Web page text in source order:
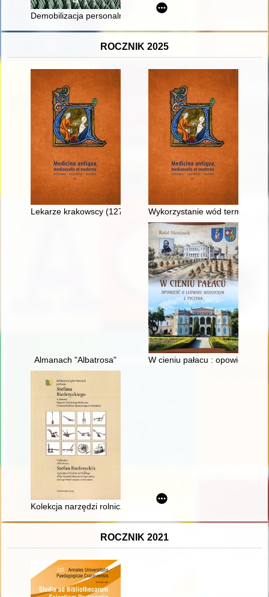
Demobilizacja personalna Wojska Polskiego w latach 1945-
ROCZNIK 2025
Lekarze krakowscy (1278-1400)Wykorzystanie wód
Almanach "Albatrosa" W cieniu pałacu : opowieść o
Kolekcja narzędzi rolniczych profesora Stefana
ROCZNIK 2021